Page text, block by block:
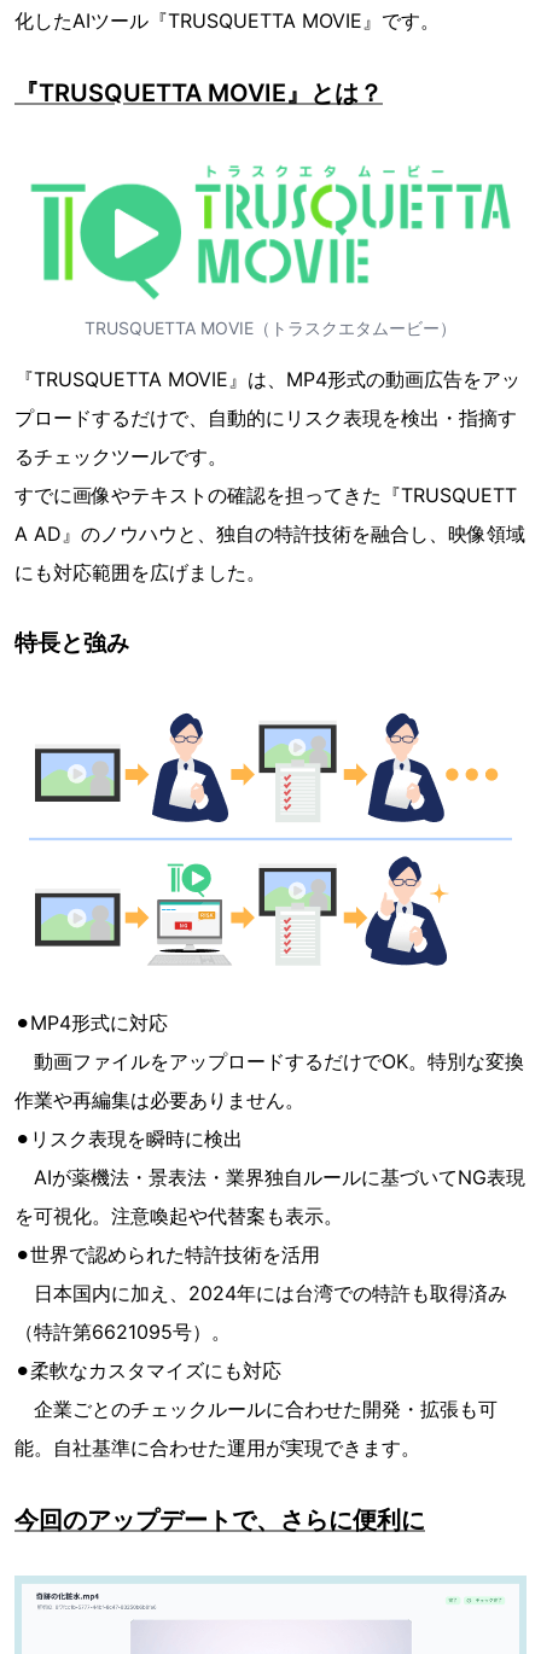
化したAIツール『TRUSQUETTA MOVIE』です。
『TRUSQUETTA MOVIE』とは？
TRUSQUETTA MOVIE（トラスクエタムービー）
『TRUSQUETTA MOVIE』は、MP4形式の動画広告をアッ
プロードするだけで、自動的にリスク表現を検出・指摘す
るチェックツールです。
すでに画像やテキストの確認を担ってきた『TRUSQUETT
A AD』のノウハウと、独自の特許技術を融合し、映像領域
にも対応範囲を広げました。
特長と強み
⚫︎MP4形式に対応
動画ファイルをアップロードするだけでOK。特別な変換
作業や再編集は必要ありません。
⚫︎リスク表現を瞬時に検出
AIが薬機法・景表法・業界独自ルールに基づいてNG表現
を可視化。注意喚起や代替案も表示。
⚫︎世界で認められた特許技術を活用
日本国内に加え、2024年には台湾での特許も取得済み
（特許第6621095号）。
⚫︎柔軟なカスタマイズにも対応
企業ごとのチェックルールに合わせた開発・拡張も可
能。自社基準に合わせた運用が実現できます。
今回のアップデートで、さらに便利に